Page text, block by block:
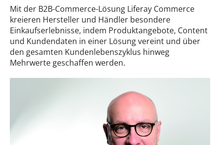
Mit der B2B-Commerce-Lösung Liferay Commerce
kreieren Hersteller und Händler besondere
Einkaufserlebnisse, indem Produktangebote, Content
und Kundendaten in einer Lösung vereint und über
den gesamten Kundenlebenszyklus hinweg
Mehrwerte geschaffen werden.